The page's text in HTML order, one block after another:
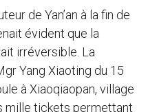
de Yan’an à la fin de
évident que la
irréversible. La
Yang Xiaoting du 15
à Xiaoqiaopan, village
mille tickets permettant